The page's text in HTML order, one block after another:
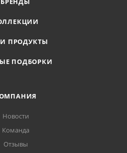
ПРОДУКТЫ
ПОДБОРКИ
Новости
Команда
Отзывы